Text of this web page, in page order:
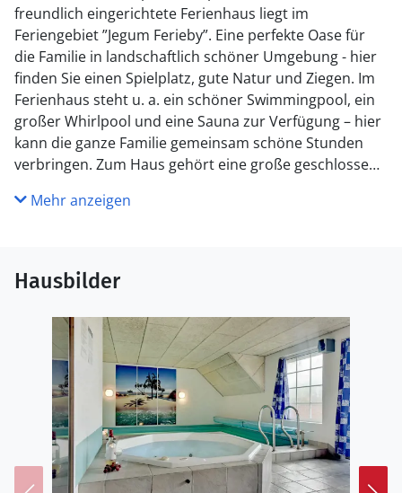
freundlich eingerichtete Ferienhaus liegt im
Feriengebiet ”Jegum Ferieby”. Eine perfekte Oase für
die Familie in landschaftlich schöner Umgebung - hier
finden Sie einen Spielplatz, gute Natur und Ziegen. Im
Ferienhaus steht u. a. ein schöner Swimmingpool, ein
großer Whirlpool und eine Sauna zur Verfügung – hier
kann die ganze Familie gemeinsam schöne Stunden
verbringen. Zum Haus gehört eine große geschlossene
laufen kann. Freuen Sie sich auf einen Urlaub in
Küche
Die Küche ist mit Kühlschrank ausgestattet. Außerdem
gibt es 4 Keramik-Kochfelder, Umluftofen, Mikrowelle
sowie Geschirrspüler.
WC und Bad
Es gibt 2 Badezimmer mit Duschnische und 2
Toiletten.. Fußbodenheizung in 1 Badezimmer. Es steht
eine Sauna zur Verfügung in der Sie sich so richtig
entspannen können.
Mehr anzeigen
Hausbilder